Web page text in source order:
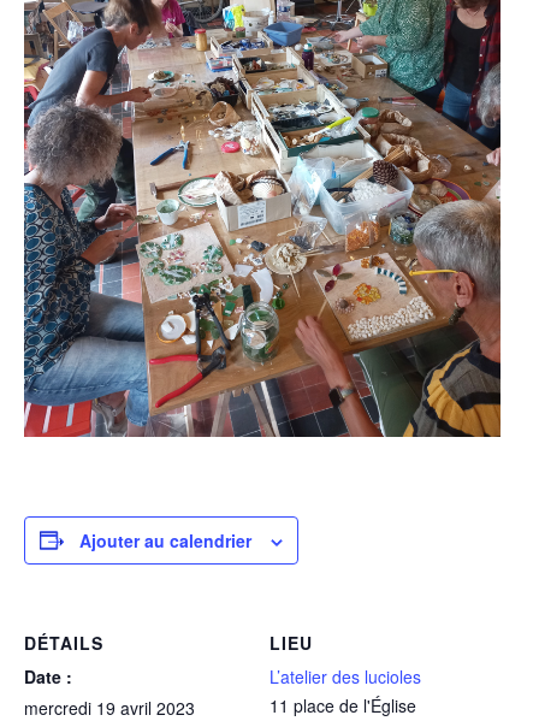
Ajouter au calendrier
DÉTAILS
Date :
mercredi 19 avril 2023
LIEU
L’atelier des lucioles
11 place de l'Église